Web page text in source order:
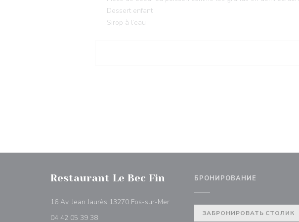
Dessert enfant
Sirop à l’eau
Restaurant Le Bec Fin
16 Av. Jean Jaurès 13270 Fos-sur-Mer((открывается в новом окне))
04 42 05 39 38
БРОНИРОВАНИЕ
ЗАБРОНИРОВАТЬ СТОЛИК